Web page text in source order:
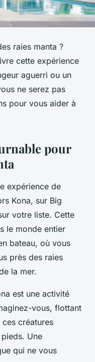
raies manta ?
cette expérience
aguerri ou un
ne serez pas
pour vous aider à
pour
expérience de
Kona, sur Big
votre liste. Cette
le monde entier
bateau, où vous
près des raies
la mer.
est une activité
vous, flottant
ces créatures
Une
qui ne vous